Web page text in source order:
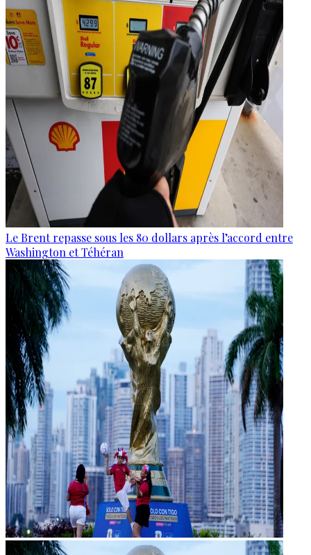
Le Brent repasse sous les 80 dollars après l’accord entre
Washington et Téhéran